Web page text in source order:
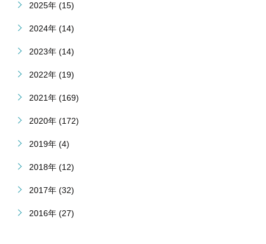
2025年 (15)
2024年 (14)
2023年 (14)
2022年 (19)
2021年 (169)
2020年 (172)
2019年 (4)
2018年 (12)
2017年 (32)
2016年 (27)